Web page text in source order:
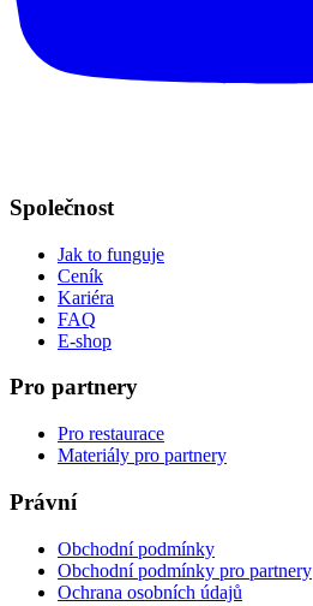
Společnost
Jak to funguje
Ceník
Kariéra
FAQ
E-shop
Pro partnery
Pro restaurace
Materiály pro partnery
Právní
Obchodní podmínky
Obchodní podmínky pro partnery
Ochrana osobních údajů